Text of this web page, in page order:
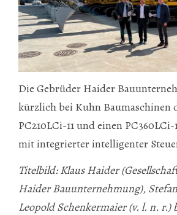
Die Gebrüder Haider
kürzlich bei Kuhn Baumaschinen
PC210LCi-11 und einen
mit integrierter intelligenter
Titelbild: Klaus Haider
Haider Bauunternehmung),
Leopold Schenkermaier (v. l. n. r.)